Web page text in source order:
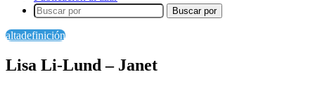
Buscar por
altadefinición
Lisa Li-Lund – Janet